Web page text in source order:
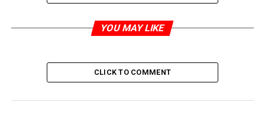
Polský Institut
2 000 polských horníků z OKD jde domů
DON'T MISS
YOU MAY LIKE
CLICK TO COMMENT